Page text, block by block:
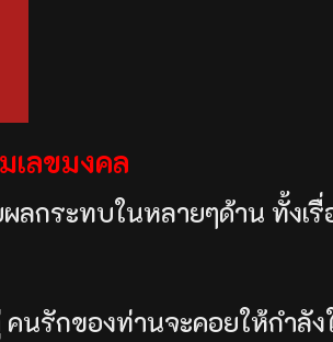
เลขมงคล
กระทบในหลายๆด้าน ทั้งเรื่
นรักของท่านจะคอยให้กำลัง